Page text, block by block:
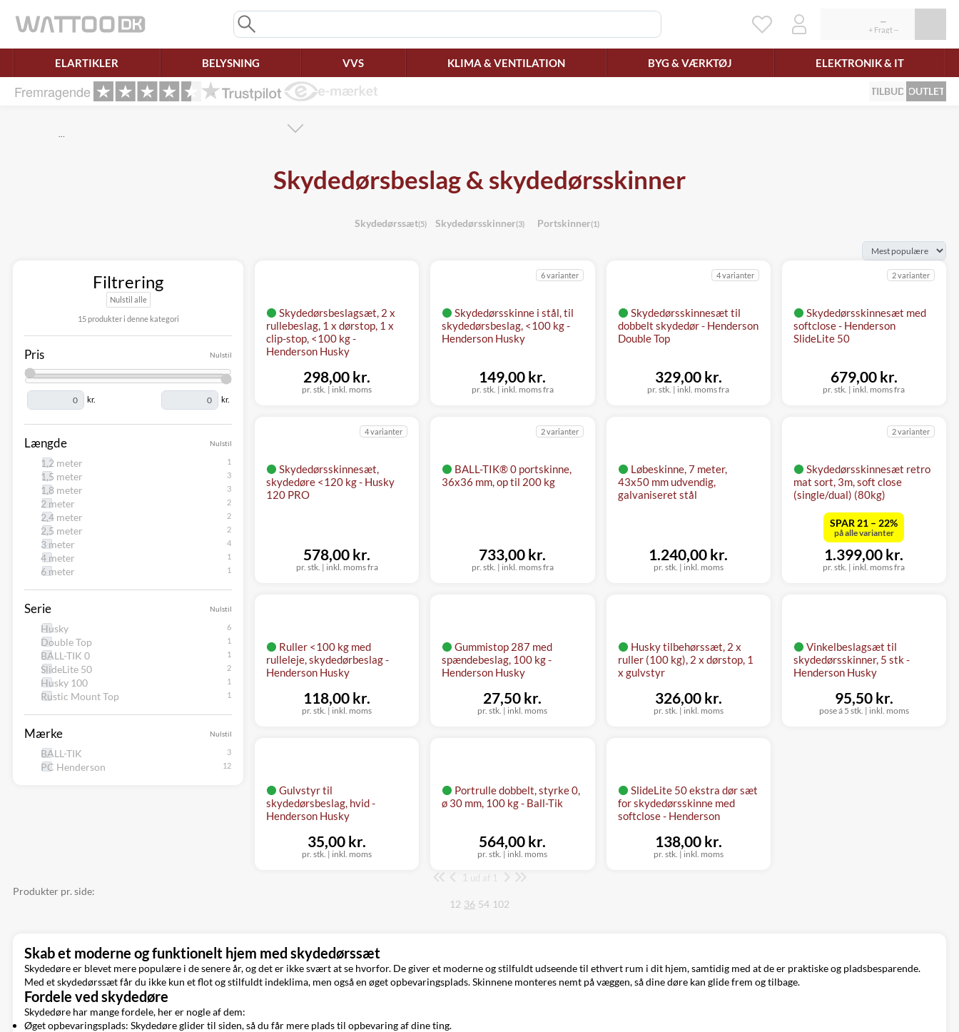
ELARTIKLER BELYSNING VVS KLIMA & VENTILATION BYG & VÆRKTØJ ELEKTRONIK & IT
Fremragende TILBUD OUTLET
…
Skydedørsbeslag & skydedørsskinner
Skydedørssæt(5) Skydedørsskinner(3) Portskinner(1)
Filtrering
Nulstil alle
15 produkter i denne kategori
Nulstil
Pris
kr. kr.
Nulstil
Længde
1,2 meter
1,5 meter
1,8 meter
2 meter
2,4 meter
2,5 meter
3 meter
4 meter
6 meter
Nulstil
Serie
Husky
Double Top
BALL-TIK 0
SlideLite 50
Husky 100
Rustic Mount Top
Nulstil
Mærke
BALL-TIK
PC Henderson
Skydedørsbeslagsæt, 2 x
rullebeslag, 1 x dørstop, 1 x
clip-stop, <100 kg -
Henderson Husky
pr. stk. | inkl. moms
298,00 kr.
Skydedørsskinne i stål, til
skydedørsbeslag, <100 kg -
Henderson Husky
6 varianter
pr. stk. | inkl. moms fra
149,00 kr.
Skydedørsskinnesæt til
dobbelt skydedør - Henderson
Double Top
4 varianter
pr. stk. | inkl. moms fra
329,00 kr.
Skydedørsskinnesæt med
softclose - Henderson
SlideLite 50
2 varianter
pr. stk. | inkl. moms fra
679,00 kr.
Skydedørsskinnesæt,
skydedøre <120 kg - Husky
120 PRO
4 varianter
pr. stk. | inkl. moms fra
578,00 kr.
BALL-TIK® 0 portskinne,
36x36 mm, op til 200 kg
2 varianter
pr. stk. | inkl. moms fra
733,00 kr.
Løbeskinne, 7 meter,
43x50 mm udvendig,
galvaniseret stål
pr. stk. | inkl. moms
1.240,00 kr.
Skydedørsskinnesæt retro
mat sort, 3m, soft close
(single/dual) (80kg)
2 varianter
pr. stk. | inkl. moms fra
1.399,00 kr.
SPAR 21 – 22%
på alle varianter
Ruller <100 kg med
rulleleje, skydedørbeslag -
Henderson Husky
pr. stk. | inkl. moms
118,00 kr.
Gummistop 287 med
spændebeslag, 100 kg -
Henderson Husky
pr. stk. | inkl. moms
27,50 kr.
Husky tilbehørssæt, 2 x
ruller (100 kg), 2 x dørstop, 1
x gulvstyr
pr. stk. | inkl. moms
326,00 kr.
Vinkelbeslagsæt til
skydedørsskinner, 5 stk -
Henderson Husky
pose á 5 stk. | inkl. moms
95,50 kr.
Gulvstyr til
skydedørsbeslag, hvid -
Henderson Husky
pr. stk. | inkl. moms
35,00 kr.
Portrulle dobbelt, styrke 0,
ø 30 mm, 100 kg - Ball-Tik
pr. stk. | inkl. moms
564,00 kr.
SlideLite 50 ekstra dør sæt
for skydedørsskinne med
softclose - Henderson
pr. stk. | inkl. moms
138,00 kr.
Side
ud af 1
Produkter pr. side:
12 36 54 102
Skab et moderne og funktionelt hjem med skydedørssæt
Skydedøre er blevet mere populære i de senere år, og det er ikke svært at se hvorfor. De giver et moderne og stilfuldt udseende til ethvert rum i dit hjem, samtidig med at de er praktiske og pladsbesparende.
Med et skydedørssæt får du ikke kun et flot og stilfuldt indeklima, men også en øget opbevaringsplads. Skinnene monteres nemt på væggen, så dine døre kan glide frem og tilbage.
Fordele ved skydedøre
Skydedøre har mange fordele, her er nogle af dem:
Øget opbevaringsplads: Skydedøre glider til siden, så du får mere plads til opbevaring af dine ting.
Ret samtykke!